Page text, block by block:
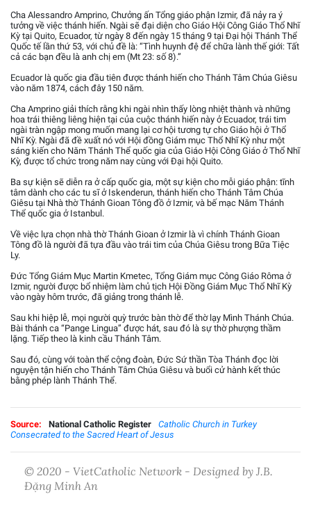
Cha Alessandro Amprino, Chưởng ấn Tổng giáo phận Izmir, đã nảy ra ý
tưởng về việc thánh hiến. Ngài sẽ đại diện cho Giáo Hội Công Giáo Thổ Nhĩ
Kỳ tại Quito, Ecuador, từ ngày 8 đến ngày 15 tháng 9 tại Đại hội Thánh Thể
Quốc tế lần thứ 53, với chủ đề là: “Tình huynh đệ để chữa lành thế giới: Tất
cả các bạn đều là anh chị em (Mt 23: số 8).”
Ecuador là quốc gia đầu tiên được thánh hiến cho Thánh Tâm Chúa Giêsu
vào năm 1874, cách đây 150 năm.
Cha Amprino giải thích rằng khi ngài nhìn thấy lòng nhiệt thành và những
hoa trái thiêng liêng hiện tại của cuộc thánh hiến này ở Ecuador, trái tim
ngài tràn ngập mong muốn mang lại cơ hội tương tự cho Giáo hội ở Thổ
Nhĩ Kỳ. Ngài đã đề xuất nó với Hội đồng Giám mục Thổ Nhĩ Kỳ như một
sáng kiến cho Năm Thánh Thể quốc gia của Giáo Hội Công Giáo ở Thổ Nhĩ
Kỳ, được tổ chức trong năm nay cùng với Đại hội Quito.
Ba sự kiện sẽ diễn ra ở cấp quốc gia, một sự kiện cho mỗi giáo phận: tĩnh
tâm dành cho các tu sĩ ở Iskenderun, thánh hiến cho Thánh Tâm Chúa
Giêsu tại Nhà thờ Thánh Gioan Tông đồ ở Izmir, và bế mạc Năm Thánh
Thể quốc gia ở Istanbul.
Về việc lựa chọn nhà thờ Thánh Gioan ở Izmir là vì chính Thánh Gioan
Tông đồ là người đã tựa đầu vào trái tim của Chúa Giêsu trong Bữa Tiệc
Ly.
Đức Tổng Giám Mục Martin Kmetec, Tổng Giám mục Công Giáo Rôma ở
Izmir, người được bổ nhiệm làm chủ tịch Hội Đồng Giám Mục Thổ Nhĩ Kỳ
vào ngày hôm trước, đã giảng trong thánh lễ.
Sau khi hiệp lễ, mọi người quỳ trước bàn thờ để thờ lạy Mình Thánh Chúa.
Bài thánh ca “Pange Lingua” được hát, sau đó là sự thờ phượng thầm
lặng. Tiếp theo là kinh cầu Thánh Tâm.
Sau đó, cùng với toàn thể cộng đoàn, Đức Sứ thần Tòa Thánh đọc lời
nguyện tận hiến cho Thánh Tâm Chúa Giêsu và buổi cử hành kết thúc
bằng phép lành Thánh Thể.
Source: National Catholic Register
Catholic Church in Turkey
Consecrated to the Sacred Heart of Jesus
© 2020 - VietCatholic Network - Designed by J.B.
Đặng Minh An